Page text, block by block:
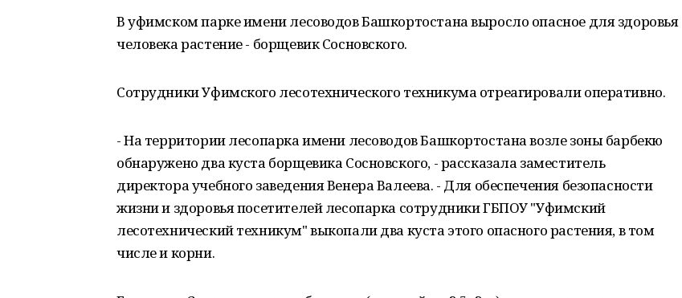
В уфимском парке имени лесоводов Башкортостана выросло опасное для здоровья
человека растение - борщевик Сосновского.
Сотрудники Уфимского лесотехнического техникума отреагировали оперативно.
- На территории лесопарка имени лесоводов Башкортостана возле зоны барбекю
обнаружено два куста борщевика Сосновского, - рассказала заместитель
директора учебного заведения Венера Валеева. - Для обеспечения безопасности
жизни и здоровья посетителей лесопарка сотрудники ГБПОУ "Уфимский
лесотехнический техникум" выкопали два куста этого опасного растения, в том
числе и корни.